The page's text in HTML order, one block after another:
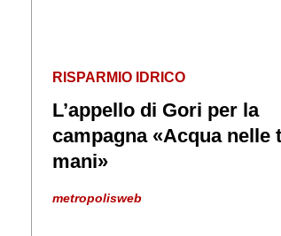
RISPARMIO IDRICO
L’appello di Gori per la
campagna «Acqua nelle
mani»
metropolisweb